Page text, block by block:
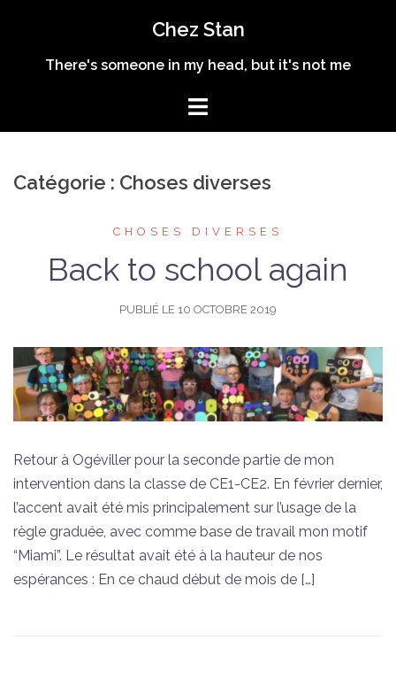
contenu
Chez Stan
There's someone in my head, but it's not me
Catégorie : Choses diverses
CHOSES DIVERSES
Back to school again
PUBLIÉ LE 10 OCTOBRE 2019
Retour à Ogéviller pour la seconde partie de mon
intervention dans la classe de CE1-CE2. En février dernier,
l’accent avait été mis principalement sur l’usage de la
règle graduée, avec comme base de travail mon motif
“Miami”. Le résultat avait été à la hauteur de nos
espérances : En ce chaud début de mois de […]